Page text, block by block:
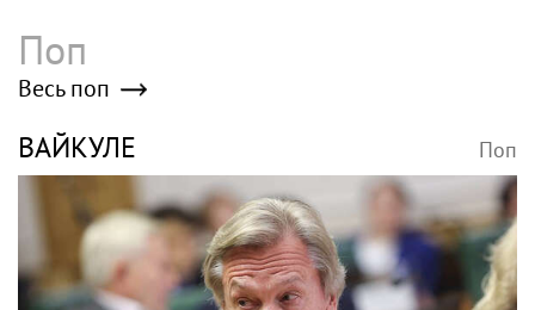
Поп
Весь поп
ВАЙКУЛЕ Поп